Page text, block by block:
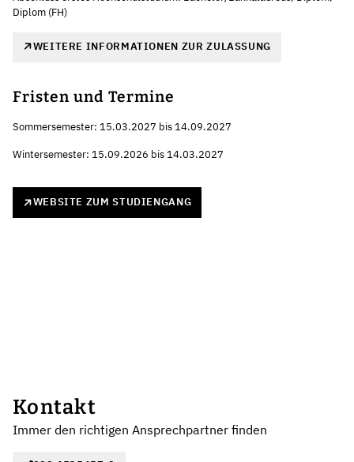
Diplom (FH)
WEITERE INFORMATIONEN ZUR ZULASSUNG
Fristen und Termine
Sommersemester: 15.03.2027 bis 14.09.2027
Wintersemester: 15.09.2026 bis 14.03.2027
WEBSITE ZUM STUDIENGANG
Kontakt
Immer den richtigen Ansprechpartner finden